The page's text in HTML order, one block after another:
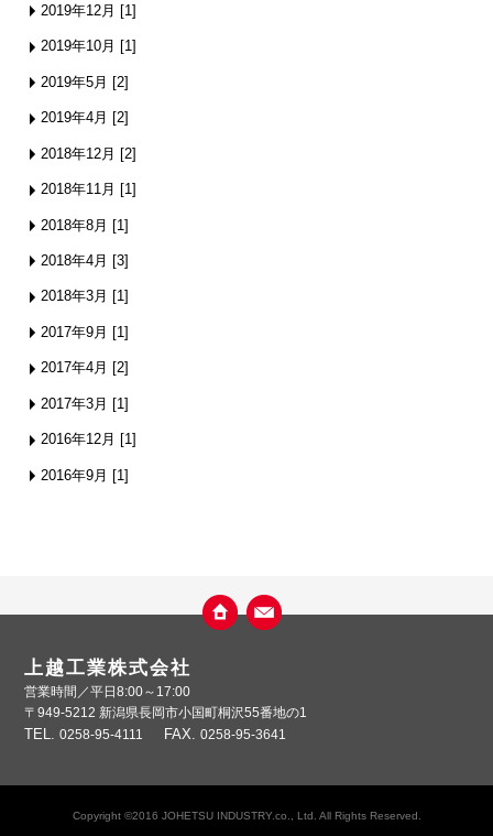
2019年12月 [1]
2019年10月 [1]
2019年5月 [2]
2019年4月 [2]
2018年12月 [2]
2018年11月 [1]
2018年8月 [1]
2018年4月 [3]
2018年3月 [1]
2017年9月 [1]
2017年4月 [2]
2017年3月 [1]
2016年12月 [1]
2016年9月 [1]
上越工業株式会社
営業時間／平日8:00～17:00
〒949-5212 新潟県長岡市小国町桐沢55番地の1
TEL 0258-95-4111 FAX 0258-95-3641
Copyright ©2016 JOHETSU INDUSTRY.co., Ltd. All Rights Reserved.